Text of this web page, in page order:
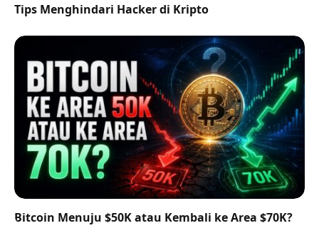
Tips Menghindari Hacker di Kripto
Bitcoin Menuju $50K atau Kembali ke Area $70K?